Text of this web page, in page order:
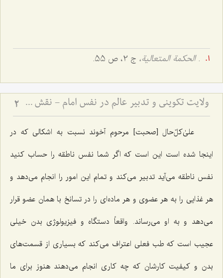
.الحكمة المتعالیة، ج 2، ص 55.
ولایت تکوینی و تدبیر عالم در نفس امام - نقش واسطه‌های ملکوتی در مدیریت جهان و اختیار انسان 2
علىٰ‌كلّ‌حال [صحبت] مرحوم آخوند نسبت به اشكالى كه در
اینجا شده است این است که اگر شما نفس ناطقه را حساب کنید
نفس ناطقه می‌آید تدبیر مى‌كند و تمام این امور را انجام مى‌دهد و
هر غذایى را به هر عضوى و هر ماده‌اى را در تسانخ با همان عضو قرار
می‌دهد و به او مى‌رساند. واقعاً دستگاه و فیزیولوژى بدن خیلی
عجیب است که طب فعلى اعتراف مى‌كند كه بسیارى از قسمت‌هاى
بدن و كیفیت كارشان كه چه كارى انجام مى‌دهند هنوز براى ما